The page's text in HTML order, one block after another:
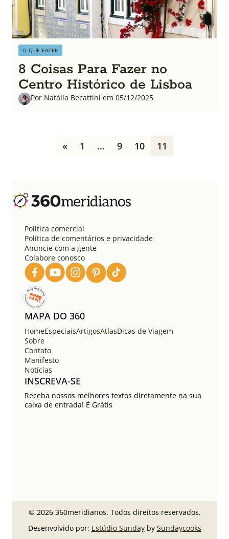
O QUE FAZER
8 Coisas Para Fazer no
Centro Histórico de Lisboa
Por Natália Becattini em 05/12/2025
a
ç
« 1 … 9 10 11
Política comercial
Política de comentários e privacidade
Anuncie com a gente
Colabore conosco
MAPA DO 360
HomeEspeciaisArtigosAtlasDicas de Viagem
Sobre
Contato
Manifesto
Notícias
INSCREVA-SE
Receba nossos melhores textos diretamente na sua
caixa de entrada! É Grátis
© 2026 360meridianos. Todos direitos reservados.
Desenvolvido por: Estúdio Sundayby Sundaycooks